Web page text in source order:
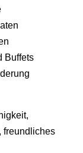
Buffets
freundliches